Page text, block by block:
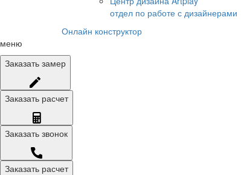
отдел по работе с дизайнерами
Онлайн конструктор
меню
Заказать замер
Заказать расчет
Заказать звонок
Заказать расчет